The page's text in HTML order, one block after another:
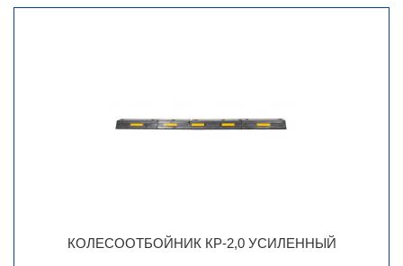
КОЛЕСООТБОЙНИК КР-2,0 УСИЛЕННЫЙ